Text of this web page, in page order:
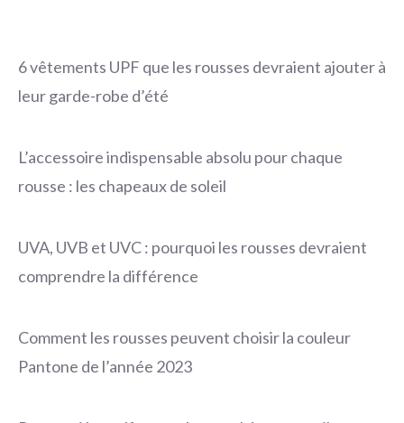
6 vêtements UPF que les rousses devraient ajouter à
leur garde-robe d’été
L’accessoire indispensable absolu pour chaque
rousse : les chapeaux de soleil
UVA, UVB et UVC : pourquoi les rousses devraient
comprendre la différence
Comment les rousses peuvent choisir la couleur
Pantone de l’année 2023